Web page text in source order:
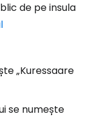
de pe insula
„Kuressaare
se numește